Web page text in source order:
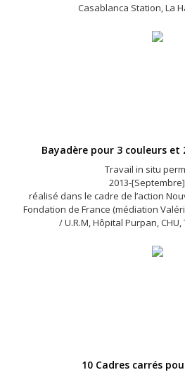
Casablanca Station, La
Bayadère pour 3 couleurs et
Travail in situ
2013-
réalisé dans le cadre de l’action
Fondation de France (médiation
/ U.R.M, Hôpital Purpan,
10 Cadres carrés